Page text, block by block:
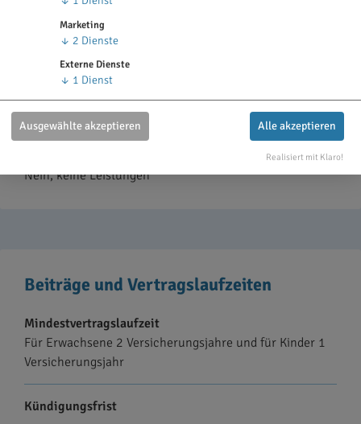
Nein, es muss kein Heil- und Kostenplan vor einer
Behandlung eingereicht werden.
Jedoch empfehlen wir dies ab Rechnungen über 500
Leistungen beim Privatzahnarzt (ohne
Nein, keine Leistungen
Beiträge und Vertragslaufzeiten
Mindestvertragslaufzeit
Für Erwachsene 2 Versicherungsjahre und für Kinder 1
Versicherungsjahr
Kündigungsfrist
Marketing
↓ 2 Dienste
Externe Dienste
↓ 1 Dienst
Ausgewählte akzeptieren Alle akzeptieren
Realisiert mit Klaro!